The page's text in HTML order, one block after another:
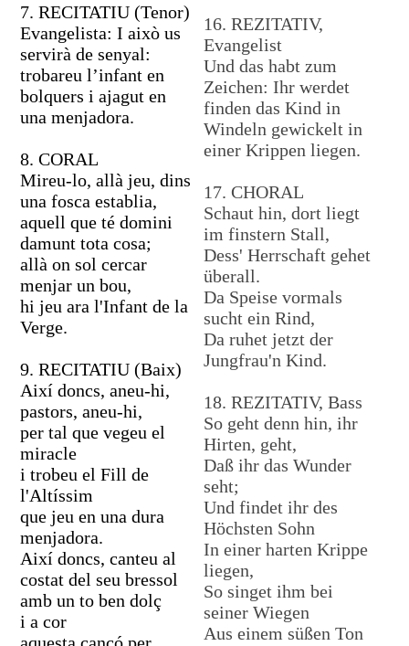
7. RECITATIU (Tenor)
Evangelista: I això us
servirà de senyal:
trobareu l’infant en
bolquers i ajagut en
una menjadora.
8. CORAL
Mireu-lo, allà jeu, dins
una fosca establia,
aquell que té domini
damunt tota cosa;
allà on sol cercar
menjar un bou,
hi jeu ara l'Infant de la
Verge.
9. RECITATIU (Baix)
Així doncs, aneu-hi,
pastors, aneu-hi,
per tal que vegeu el
miracle
i trobeu el Fill de
l'Altíssim
que jeu en una dura
menjadora.
Així doncs, canteu al
costat del seu bressol
amb un to ben dolç
i a cor
16. REZITATIV,
Evangelist
Und das habt zum
Zeichen: Ihr werdet
finden das Kind in
Windeln gewickelt in
einer Krippen liegen.
17. CHORAL
Schaut hin, dort liegt
im finstern Stall,
Dess' Herrschaft gehet
überall.
Da Speise vormals
sucht ein Rind,
Da ruhet jetzt der
Jungfrau'n Kind.
18. REZITATIV, Bass
So geht denn hin, ihr
Hirten, geht,
Daß ihr das Wunder
seht;
Und findet ihr des
Höchsten Sohn
In einer harten Krippe
liegen,
So singet ihm bei
seiner Wiegen
Aus einem süßen Ton